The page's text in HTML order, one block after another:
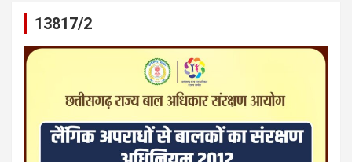
13817/2